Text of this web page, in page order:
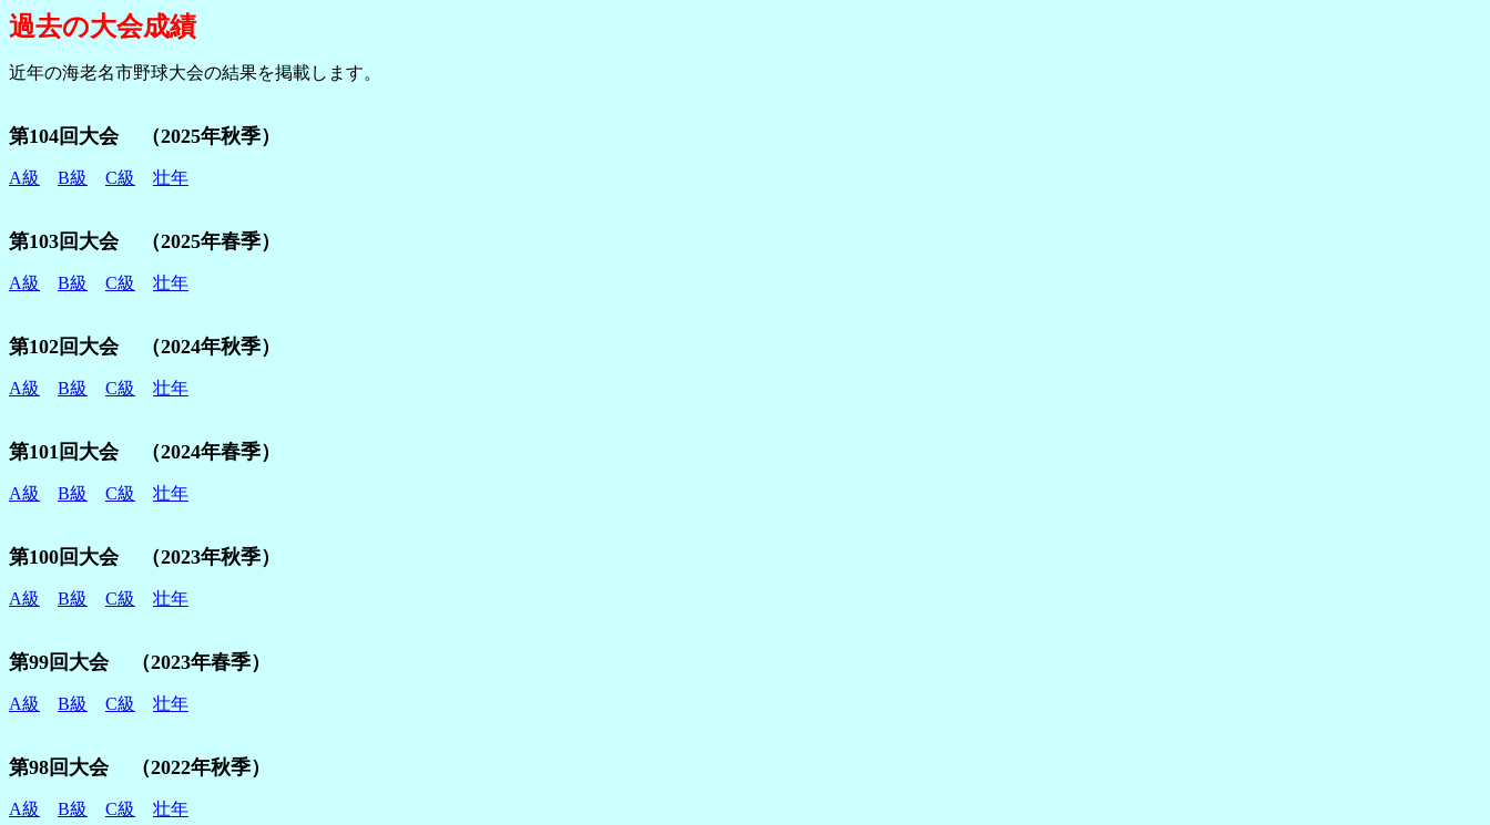
過去の大会成績
近年の海老名市野球大会の結果を掲載します。
第104回大会 （2025年秋季）
A級 B級 C級 壮年
第103回大会 （2025年春季）
A級 B級 C級 壮年
第102回大会 （2024年秋季）
A級 B級 C級 壮年
第101回大会 （2024年春季）
A級 B級 C級 壮年
第100回大会 （2023年秋季）
A級 B級 C級 壮年
第99回大会 （2023年春季）
A級 B級 C級 壮年
第98回大会 （2022年秋季）
A級 B級 C級 壮年